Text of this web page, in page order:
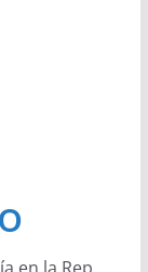
que
la economía
Latina